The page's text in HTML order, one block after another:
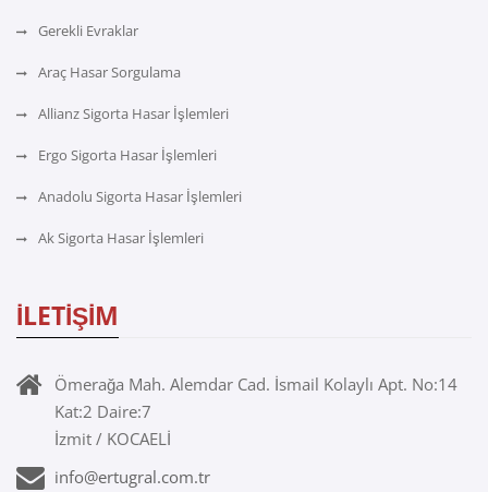
Gerekli Evraklar
Araç Hasar Sorgulama
Allianz Sigorta Hasar İşlemleri
Ergo Sigorta Hasar İşlemleri
Anadolu Sigorta Hasar İşlemleri
Ak Sigorta Hasar İşlemleri
İLETİŞİM
Ömerağa Mah. Alemdar Cad. İsmail Kolaylı Apt. No:14
Kat:2 Daire:7
İzmit / KOCAELİ
info@ertugral.com.tr